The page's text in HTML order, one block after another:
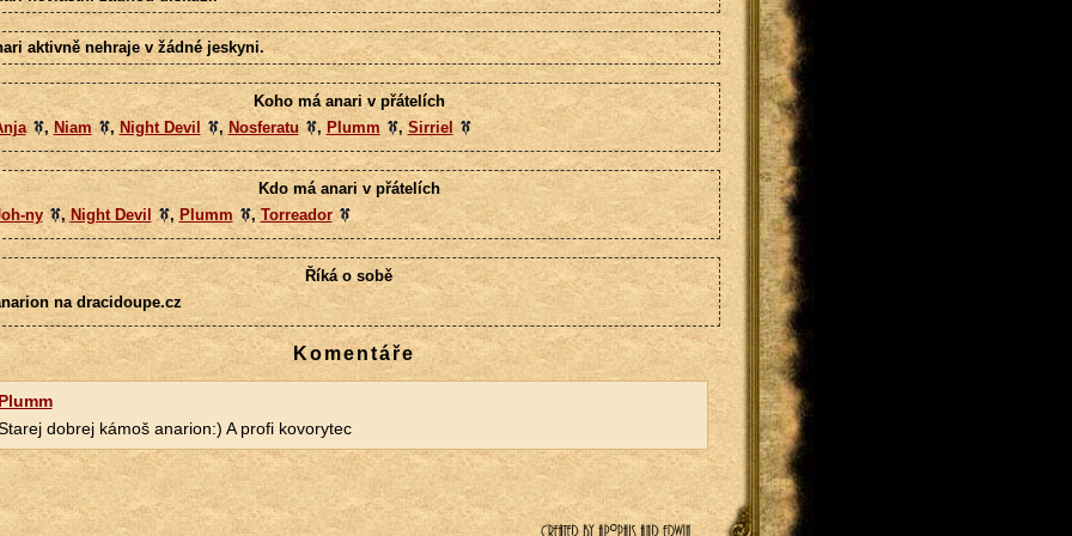
aktivně nehraje v žádné jeskyni.
Koho má anari v přátelích
, Niam ,Night Devil , Nosferatu , Plumm , Sirriel
Kdo má anari v přátelích
ny
,Night Devil , Plumm ,Torreador
Říká o sobě
na dracidoupe.cz
Komentáře
dobrej kámoš anarion:) A profi kovorytec